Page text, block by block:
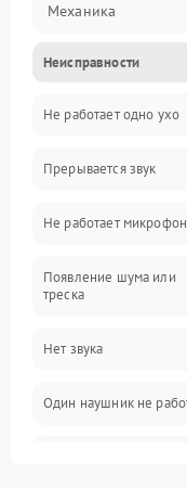
Механика
Электропитание
Связь
Механические
Неисправности
Не работает одно ухо
Прерывается звук
Не работает микрофон
Появление шума или
треска
Нет звука
Один наушник не